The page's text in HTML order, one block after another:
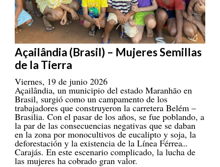
Açailândia (Brasil) – Mujeres Semillas
de la Tierra
Viernes, 19 de junio 2026
Açailândia, un municipio del estado Maranhão en
Brasil, surgió como un campamento de los
trabajadores que construyeron la carretera Belém –
Brasilia. Con el pasar de los años, se fue poblando, a
la par de las consecuencias negativas que se daban
en la zona por monocultivos de eucalipto y soja, la
deforestación y la existencia de la Línea Férrea
Carajás. En este escenario complicado, la lucha de
las mujeres ha cobrado gran valor.